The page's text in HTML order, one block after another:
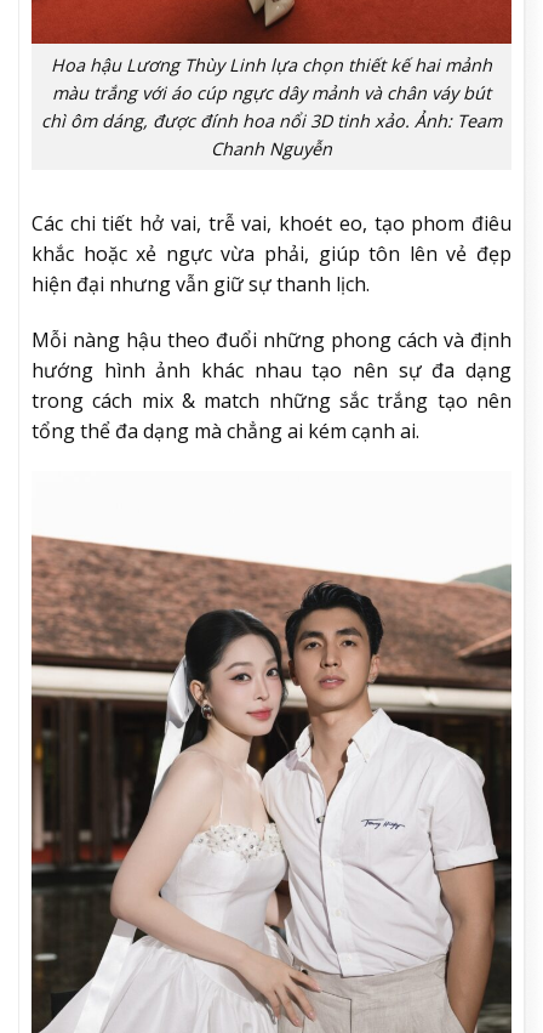
Hoa hậu Lương Thùy Linh lựa chọn thiết kế hai mảnh
màu trắng với áo cúp ngực dây mảnh và chân váy bút
chì ôm dáng, được đính hoa nổi 3D tinh xảo. Ảnh: Team
Chanh Nguyễn
Các chi tiết hở vai, trễ vai, khoét eo, tạo phom điêu
khắc hoặc xẻ ngực vừa phải, giúp tôn lên vẻ đẹp
hiện đại nhưng vẫn giữ sự thanh lịch.
Mỗi nàng hậu theo đuổi những phong cách và định
hướng hình ảnh khác nhau tạo nên sự đa dạng
trong cách mix & match những sắc trắng tạo nên
tổng thể đa dạng mà chẳng ai kém cạnh ai.